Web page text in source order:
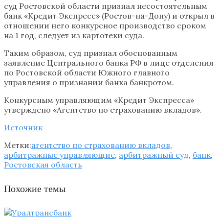
суд Ростовской области признал несостоятельным
банк «Кредит Экспресс» (Ростов-на-Дону) и открыл в
отношении него конкурсное производство сроком
на 1 год, следует из картотеки суда.
Таким образом, суд признал обоснованным
заявление Центрального банка РФ в лице отделения
по Ростовской области Южного главного
управления о признании банка банкротом.
Конкурсным управляющим «Кредит Экспресса»
утверждено «Агентство по страхованию вкладов».
Источник
Метки:агентство по страхованию вкладов,
арбитражные управляющие, арбитражный суд, банк,
Ростовская область
Похожие темы